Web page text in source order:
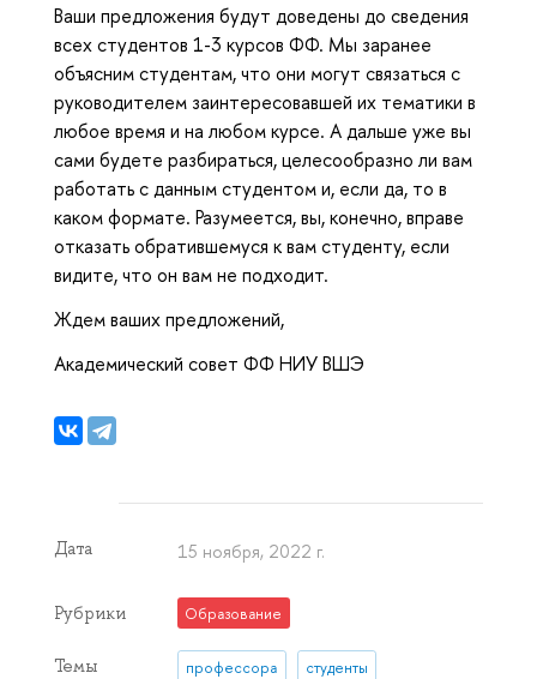
Ваши предложения будут доведены до сведения
всех студентов 1-3 курсов ФФ. Мы заранее
объясним студентам, что они могут связаться с
руководителем заинтересовавшей их тематики в
любое время и на любом курсе. А дальше уже вы
сами будете разбираться, целесообразно ли вам
работать с данным студентом и, если да, то в
каком формате. Разумеется, вы, конечно, вправе
отказать обратившемуся к вам студенту, если
видите, что он вам не подходит.
Ждем ваших предложений,
Академический совет ФФ НИУ ВШЭ
Дата 15 ноября, 2022 г.
Рубрики Образование
Темы профессора студенты